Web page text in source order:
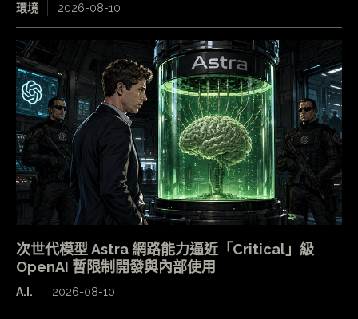
環境 2026-08-10
次世代模型 Astra 網路能力逼近「Critical」級
OpenAI 暫限制開發與內部使用
A.I. 2026-08-10